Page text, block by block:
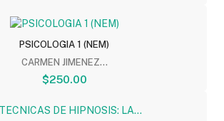
PSICOLOGIA 1 (NEM)
CARMEN JIMENEZ...
$250.00